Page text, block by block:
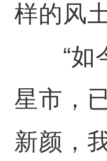
样的风
“如今
星市，
新颜，